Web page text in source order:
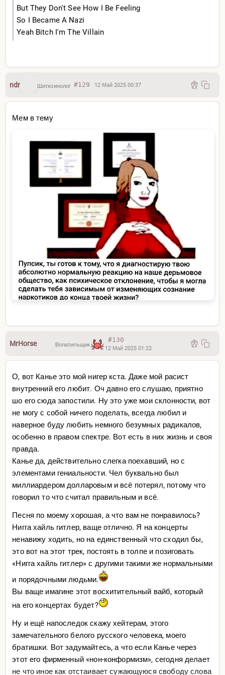
But They Don't See How I Be Feeling
So I Became A Nazi
Yeah Bitch I'm The Villain
ndr Шиткоинолог #129 12 Май 2025 00:37
Мем в тему
MrHorse Волатильщик
#130
12 Май 2025 01:22
О, вот Канье это мой нигер кста. Даже мой расист
внутренний его любит. Оч давно его слушаю, приятно
шо его сюда запостили. Ну это уже мои склонности, вот
не могу с собой ничего поделать, всегда любил и
наверное буду любить немного безумных радикалов,
особенно в правом спектре. Вот есть в них жизнь и своя
правда.
Канье да, действительно слегка поехавший, но с
элементами гениальности. Чел буквально был
миллиардером долларовым и всё потерял, потому что
говорил то что считал правильным и всё.
Песня по моему хорошая, а что вам не понравилось?
Нигга хайль гитлер, ваще отлично. Я на концерты
ненавижу ходить, но на единственный что сходил бы,
это вот на этот трек, постоять в толпе и позиговать
«Нигга хайль гитлер» с другими такими же нормальными
и порядочными людьми.
Вы ваще имагине этот восхитительный вайб, который
на его концертах будет?
Ну и ещё напоследок скажу хейтерам, этого
замечательного белого русского человека, моего
братишки. Вот задумайтесь, а что если Канье через
этот его фирменный «нон-конформизм», сегодня делает
не что иное как отстаивает сужающуюся свободу слова